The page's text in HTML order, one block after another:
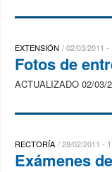
EXTENSIÓN 02/03/2011 -
Fotos de
ACTUALIZADO 02/03/
RECTORÍA 28/02/2011 -
Exámenes